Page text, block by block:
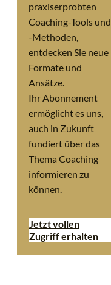
praxiserprobten
Coaching-Tools und
-Methoden,
entdecken Sie neue
Formate und
Ansätze.
Ihr Abonnement
ermöglicht es uns,
auch in Zukunft
fundiert über das
Thema Coaching
informieren zu
können.
Jetzt vollen
Zugriff erhalten